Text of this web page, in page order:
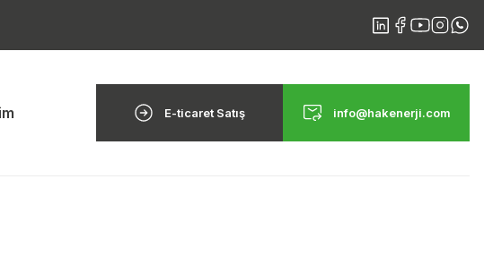
E-ticaret Satış info@hakenerji.com